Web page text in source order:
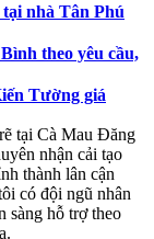
nhà Tân Phú
theo yêu cầu,
Tường giá
tại Cà Mau Đăng
nhận cải tạo
thành lân cận
có đội ngũ nhân
sàng hỗ trợ theo